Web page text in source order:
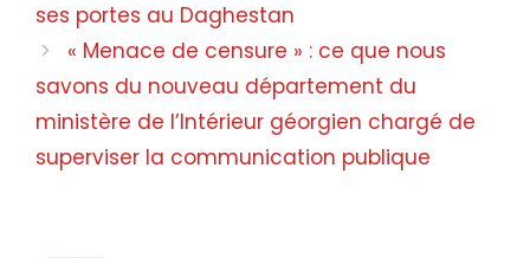
ses portes au Daghestan
« Menace de censure » : ce que nous
savons du nouveau département du
ministère de l’Intérieur géorgien chargé de
superviser la communication publique